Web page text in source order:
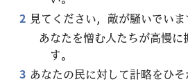
2 見てください，敵が騒いでいま
あなたを憎む人たちが高慢に
す。
3 あなたの民に対して計略をひそ